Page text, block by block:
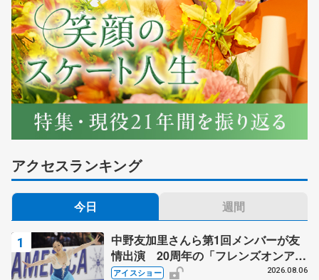
アクセスランキング
今日 週間
中野友加里さんら第1回メンバーが友
情出演 20周年の「フレンズオンアイ
ス」 宮本賢二さん、有川梨絵さん、
アイスショー 2026.08.06